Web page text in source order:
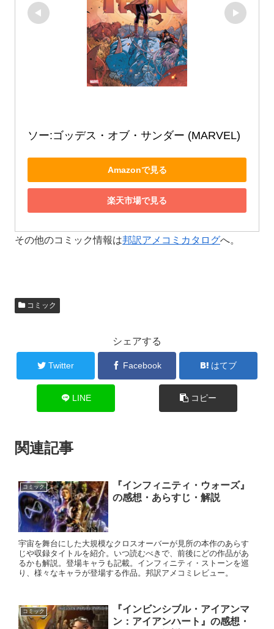
ソー:ゴッデス・オブ・サンダー (MARVEL)
Amazonで見る
楽天市場で見る
その他のコミック情報は邦訳アメコミカタログへ。
コミック
シェアする
Twitter Facebook はてブ
LINE コピー
関連記事
コミック
『インフィニティ・ウォーズ』
の感想・あらすじ・解説
宇宙を舞台にした大規模なクロスオーバーが見所の本作のあらす
じや収録タイトルを紹介。いつ読むべきで、前後にどの作品があ
るかも解説。登場キャラも記載。インフィニティ・ストーンを巡
り、様々なキャラが登場する作品。邦訳アメコミレビュー。
コミック
『インビンシブル・アイアンマ
ン：アイアンハート』の感想・